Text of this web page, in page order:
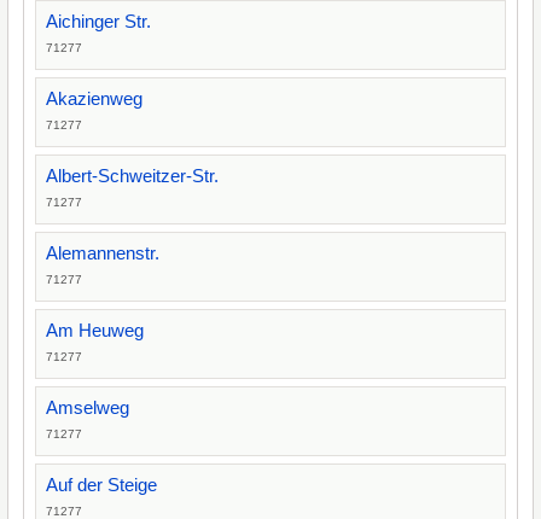
Aichinger Str.
71277
Akazienweg
71277
Albert-Schweitzer-Str.
71277
Alemannenstr.
71277
Am Heuweg
71277
Amselweg
71277
Auf der Steige
71277